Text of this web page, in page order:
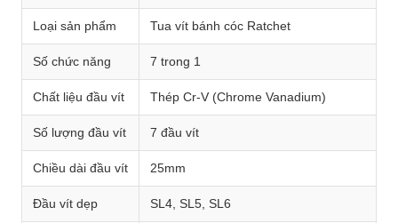
Loại sản phẩm Tua vít bánh cóc Ratchet
Số chức năng 7 trong 1
Chất liệu đầu vít Thép Cr-V (Chrome Vanadium)
Số lượng đầu vít 7 đầu vít
Chiều dài đầu vít 25mm
Đầu vít dẹp SL4, SL5, SL6